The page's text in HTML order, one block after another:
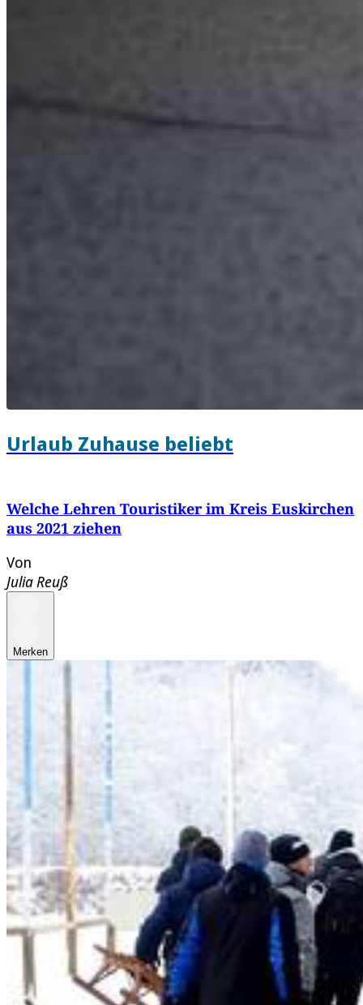
Urlaub Zuhause beliebt
Welche Lehren Touristiker im Kreis Euskirchen
aus 2021 ziehen
Von
Julia Reuß
Merken